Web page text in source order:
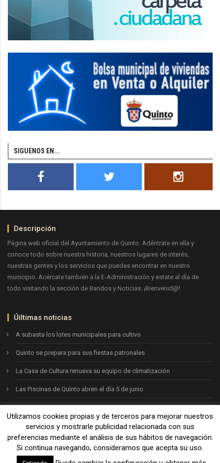
SIGUENOS EN...
Descripción
Página web oficial del Ayuntamiento de Quinto. Adéntrate en ella y
conoce todo sobre nuestra historia, nuestros lugares de interés,
nuestras gentes y los servicios que puedes encontrar en nuestro
municipio. Acércate también a la E-Administración y estate al día de
todo visitando la sección de Bandos y Noticias. ¡Bienvenid@!
Úiltimas noticias
A subasta los lotes municipales para cultivo
Quinto se prepara para sus fiestas patronales
La Casa de Cultura renueva su equipo de climatización
Las Piscinas de Quinto abren el día 5 de junio
Ayto. de Quinto © 2026
Aviso legal-Política de privacidad-Política de cookies
Utilizamos cookies propias y de terceros para mejorar nuestros
servicios y mostrarle publicidad relacionada con sus
preferencias mediante el análisis de sus hábitos de navegación.
Si continua navegando, consideramos que acepta su uso.